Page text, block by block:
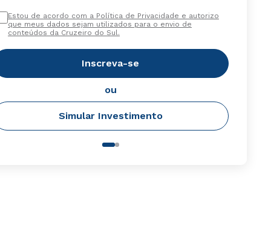
Estou de acordo com a Política de Privacidade e autorizo
que meus dados sejam utilizados para o envio de
conteúdos da Cruzeiro do Sul.
Inscreva-se
ou
Simular Investimento